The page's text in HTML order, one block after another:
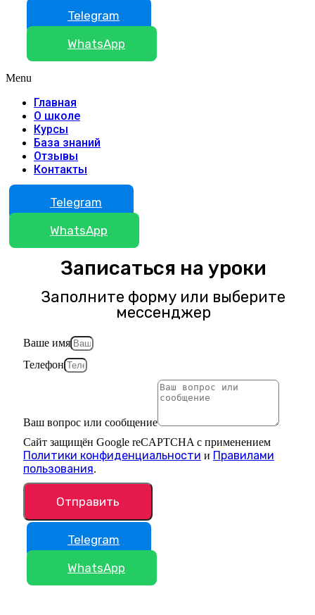
Telegram
WhatsApp
Menu
Главная
О школе
Курсы
База знаний
Отзывы
Контакты
Telegram
WhatsApp
Записаться на уроки
Заполните форму или выберите
мессенджер
Ваше имя
Телефон
Ваш вопрос или сообщение
Сайт защищён Google reCAPTCHA с применением
Политики конфиденциальности и Правилами
пользования.
Отправить
Telegram
WhatsApp